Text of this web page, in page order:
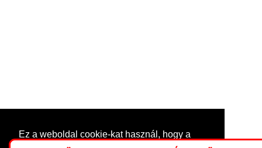
Ez a weboldal cookie-kat használ, hogy a